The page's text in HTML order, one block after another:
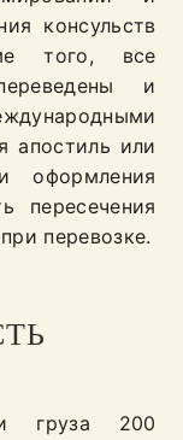
консульств
того, все
и
апостиль или
оформления
пересечения
перевозке.
груза 200